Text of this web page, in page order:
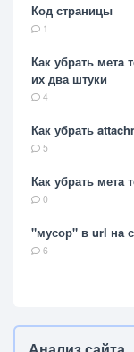
Код страницы
1
Как убрать мета
их два штуки
4
Как убрать
5
Как убрать мета
0
"мусор" в url на
6